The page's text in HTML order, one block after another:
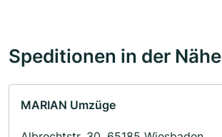
Speditionen in der Nähe
MARIAN Umzüge